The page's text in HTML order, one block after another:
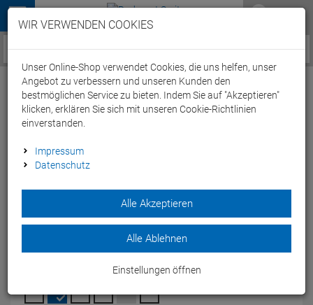
Menü
Service / Hilfe
Beco Surf- und Badeschuhe kids - 30
blau/orange
Der BBeco Surf- und Badeschuhe kids aus Neopren ist ideal
für Wassersport für Kinder.
BLAU/ORANGE
WIR VERWENDEN COOKIES
Unser Online-Shop verwendet Cookies, die uns helfen, unser
Angebot zu verbessern und unseren Kunden den
bestmöglichen Service zu bieten. Indem Sie auf "Akzeptieren"
klicken, erklären Sie sich mit unseren Cookie-Richtlinien
einverstanden.
Impressum
Datenschutz
Alle Akzeptieren
Alle Ablehnen
Einstellungen öffnen